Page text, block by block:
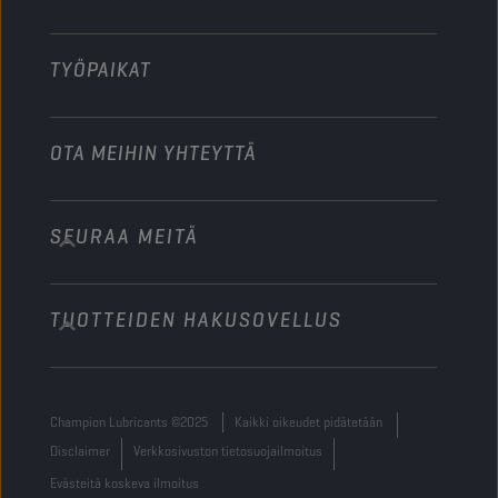
TYÖPAIKAT
OTA MEIHIN YHTEYTTÄ
info@championlubes.com
+32 3 870 00 20
Georges Gilliotstraat, 52 2620 Hemiksem
SEURAA MEITÄ
TUOTTEIDEN HAKUSOVELLUS
Champion Lubricants ©2025
Kaikki oikeudet pidätetään
Disclaimer
Verkkosivuston tietosuojailmoitus
Evästeitä koskeva ilmoitus